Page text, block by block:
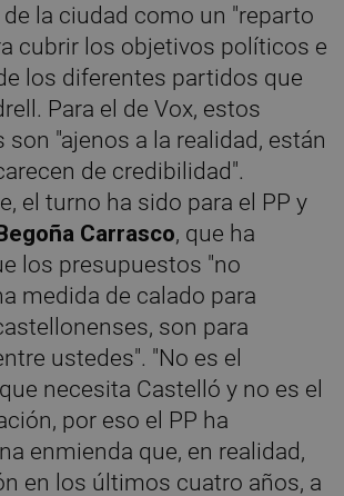
la ciudad como un "reparto
cubrir los objetivos políticos e
los diferentes partidos que
Para el de Vox, estos
"ajenos a la realidad, están
de credibilidad".
el turno ha sido para el PP y
Carrasco, que ha
los presupuestos "no
medida de calado para
son para
ustedes". "No es el
necesita Castelló y no es el
por eso el PP ha
enmienda que, en realidad,
en los últimos cuatro años, a